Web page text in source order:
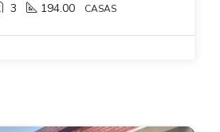
3 194.00 CASAS